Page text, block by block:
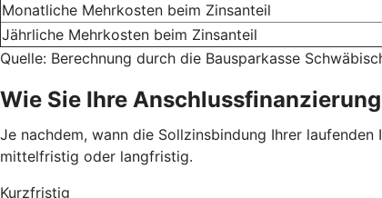
Monatliche Mehrkosten beim Zinsanteil
Jährliche Mehrkosten beim Zinsanteil
Quelle: Berechnung durch die Bausparkasse
Wie Sie Ihre
Je nachdem, wann die Sollzinsbindung Ihrer
mittelfristig oder langfristig.
Kurzfristig